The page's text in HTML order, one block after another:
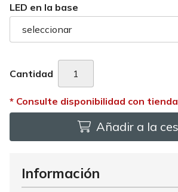
LED en la base
Cantidad
Añadir a la
Información